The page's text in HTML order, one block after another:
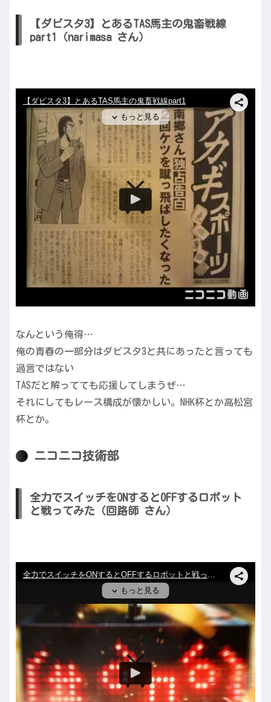
【ダビスタ3】とあるTAS馬主の鬼畜戦線
part1（narimasa さん）
なんという俺得…
俺の青春の一部分はダビスタ3と共にあったと言っても
過言ではない
TASだと解ってても応援してしまうぜ…
それにしてもレース構成が懐かしい。NHK杯とか高松宮
杯とか。
ニコニコ技術部
全力でスイッチをONするとOFFするロボット
と戦ってみた（回路師 さん）